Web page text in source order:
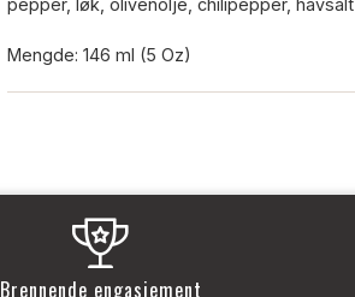
Mengde: 146 ml (5 Oz)
Brennende engasjement